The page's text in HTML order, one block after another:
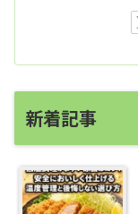
新着記事